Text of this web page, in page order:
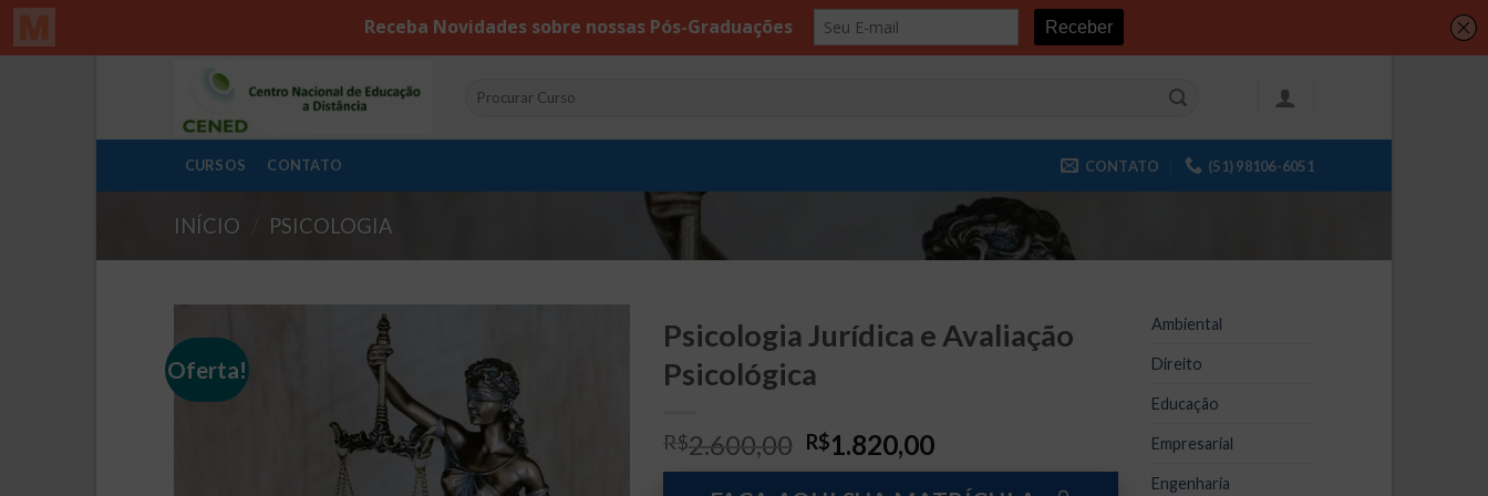
Pesquisar
CURSOS CONTATO CONTATO (51) 98106-6051
INÍCIO PSICOLOGIA
Oferta!
Psicologia Jurídica e Avaliação
Psicológica
R$2.600,00 O
preço
R$1.820,00O
preço
Ambiental
Direito
Educação
Empresarial
Engenharia